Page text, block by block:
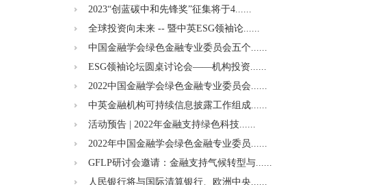
2023“创蓝碳中和先锋奖”征集将于4......
全球投资向未来 -- 暨中英ESG领袖论......
中国金融学会绿色金融专业委员会五个......
ESG领袖论坛圆桌讨论会——机构投资......
2022中国金融学会绿色金融专业委员会......
中英金融机构可持续信息披露工作组成......
活动预告 | 2022年金融支持绿色科技......
2022年中国金融学会绿色金融专业委员......
GFLP研讨会邀请：金融支持气候转型与......
人民银行将与国际清算银行、欧洲中央......